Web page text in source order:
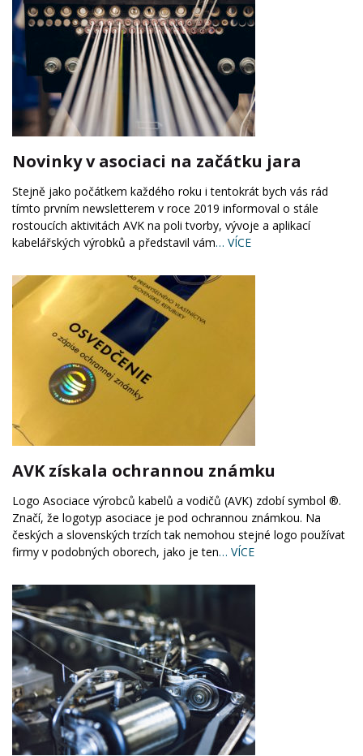
Novinky v asociaci na začátku jara
Stejně jako počátkem každého roku i tentokrát bych vás rád
tímto prvním newsletterem v roce 2019 informoval o stále
rostoucích aktivitách AVK na poli tvorby, vývoje a aplikací
kabelářských výrobků a představil vám… VÍCE
AVK získala ochrannou známku
Logo Asociace výrobců kabelů a vodičů (AVK) zdobí symbol ®.
Značí, že logotyp asociace je pod ochrannou známkou. Na
českých a slovenských trzích tak nemohou stejné logo používat
firmy v podobných oborech, jako je ten… VÍCE